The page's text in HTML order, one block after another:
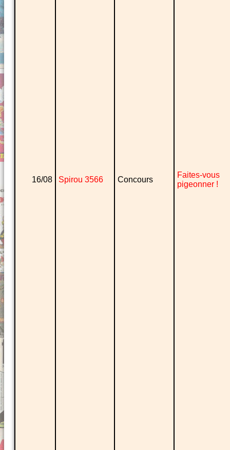
16/08 Spirou 3566 Concours
Faites-vous
pigeonner !